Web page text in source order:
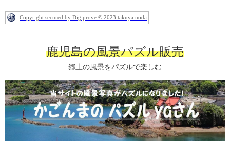
Copyright secured by Digiprove © 2023 takuya noda
鹿児島の風景パズル販売
郷土の風景をパズルで楽しむ